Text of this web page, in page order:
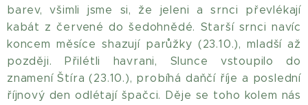
barev, všimli jsme si, že jeleni a srnci převlékají
kabát z červené do šedohnědé. Starší srnci navíc
koncem měsíce shazují parůžky (23.10.), mladší až
později. Přilétli havrani, Slunce vstoupilo do
znamení Štíra (23.10.), probíhá daňčí říje a poslední
říjnový den odlétají špačci. Děje se toho kolem nás